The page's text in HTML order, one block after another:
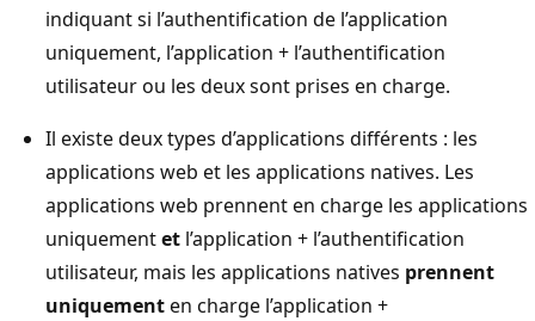
indiquant si l’authentification de l’application
uniquement, l’application + l’authentification
utilisateur ou les deux sont prises en charge.
Il existe deux types d’applications différents : les
applications web et les applications natives. Les
applications web prennent en charge les applications
uniquementet l’application + l’authentification
utilisateur, mais les applications natives prennent
uniquementen charge l’application +